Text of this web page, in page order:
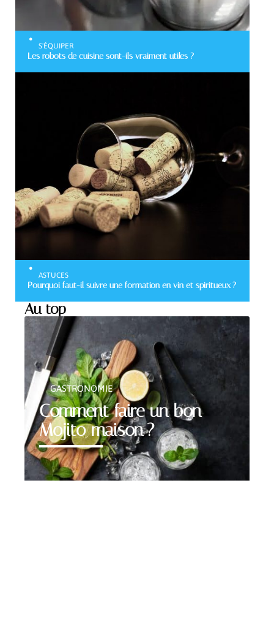
S'ÉQUIPER
Les robots de cuisine sont-ils vraiment utiles ?
ASTUCES
Pourquoi faut-il suivre une formation en vin et spiritueux ?
Au top
Comment faire un bon
Mojito maison ?
GASTRONOMIE